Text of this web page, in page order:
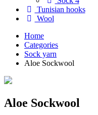
Tunisian hooks
Wool
Home
Categories
Sock yarn
Aloe Sockwool
Aloe Sockwool